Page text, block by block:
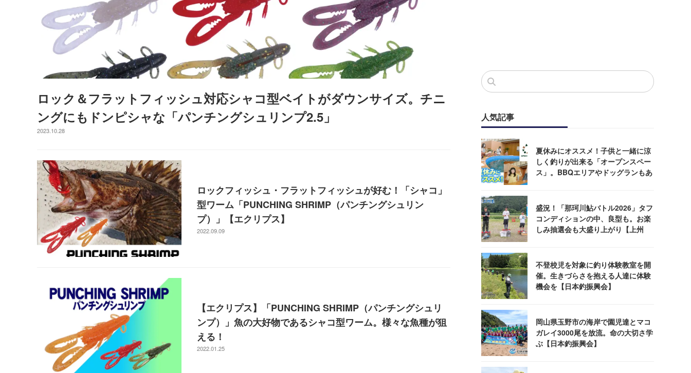
ロック＆フラットフィッシュ対応シャコ型ベイトがダウンサイズ。チニ
ングにもドンピシャな「パンチングシュリンプ2.5」
2023.10.28
ロックフィッシュ・フラットフィッシュが好む！「シャコ」
型ワーム「PUNCHING SHRIMP（パンチングシュリン
プ）」【エクリプス】
2022.09.09
【エクリプス】「PUNCHING SHRIMP（パンチングシュリ
ンプ）」魚の大好物であるシャコ型ワーム。様々な魚種が狙
える！
2022.01.25
人気記事
夏休みにオススメ！子供と一緒に涼
しく釣りが出来る「オープンスペー
ス」。BBQエリアやドッグランもあ
盛況！「那珂川鮎バトル2026」タフ
コンディションの中、良型も。お楽
しみ抽選会も大盛り上がり【上州
不登校児を対象に釣り体験教室を開
催。生きづらさを抱える人達に体験
機会を【日本釣振興会】
岡山県玉野市の海岸で園児達とマコ
ガレイ3000尾を放流。命の大切さ学
ぶ【日本釣振興会】